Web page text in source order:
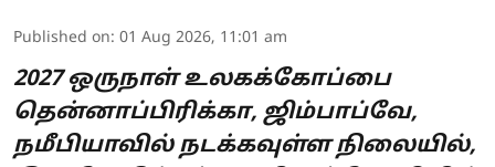
Published on: 01 Aug 2026, 11:01 am
2027 ஒருநாள் உலகக்கோப்பை
தென்னாப்பிரிக்கா, ஜிம்பாப்வே,
நமீபியாவில் நடக்கவுள்ள நிலையில்,